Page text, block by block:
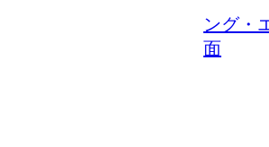
ング・
面